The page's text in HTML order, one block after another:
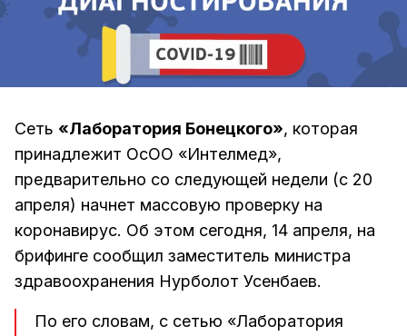
Сеть «Лаборатория Бонецкого», которая
принадлежит ОсОО «Интелмед»,
предварительно со следующей недели (с 20
апреля) начнет массовую проверку на
коронавирус. Об этом сегодня, 14 апреля, на
брифинге сообщил заместитель министра
здравоохранения Нурболот Усенбаев.
По его словам, с сетью «Лаборатория